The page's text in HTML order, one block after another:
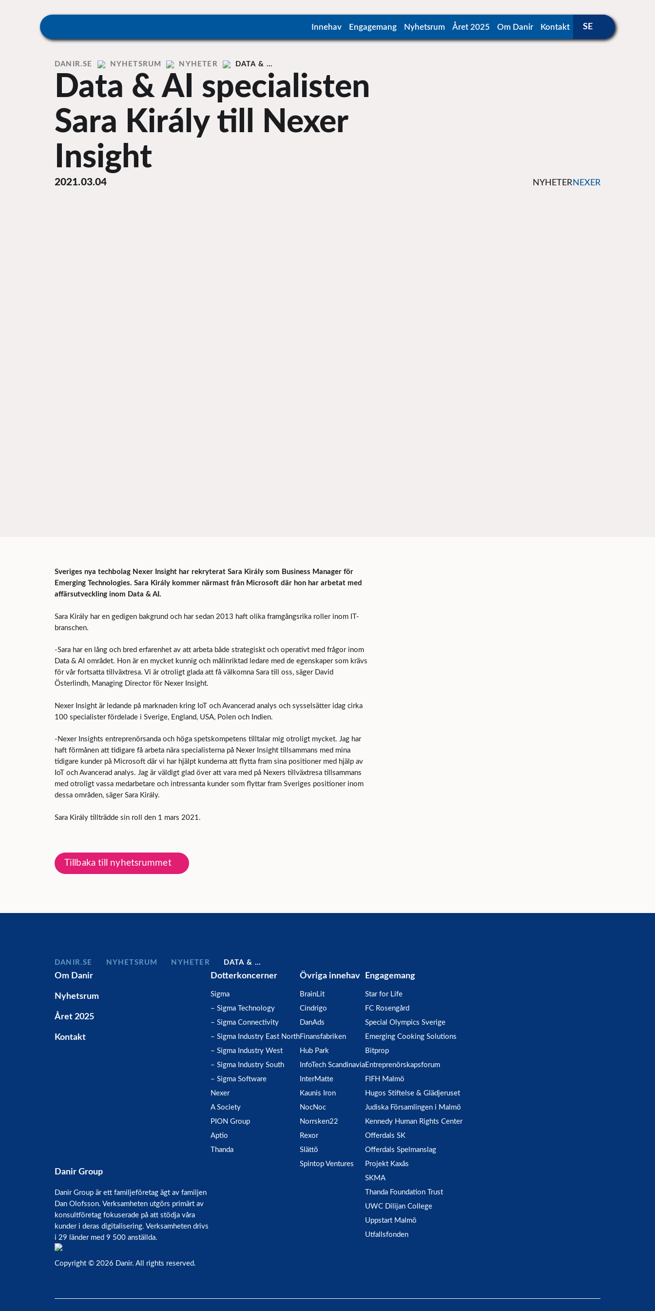
Home
Innehav Engagemang Nyhetsrum Året 2025 Om Danir Kontakt
DANIR NYHETSRUM NYHETER DATA & …
Data & AI specialisten
Sara Király till Nexer
Insight
2021.03.04 NYHETER NEXER
Sveriges nya techbolag Nexer Insight har rekryterat Sara Király som Business Manager för
Emerging Technologies. Sara Király kommer närmast från Microsoft där hon har arbetat med
affärsutveckling inom Data & AI.
Sara Király har en gedigen bakgrund och har sedan 2013 haft olika framgångsrika roller inom IT-
branschen.
-Sara har en lång och bred erfarenhet av att arbeta både strategiskt och operativt med frågor inom
Data & AI området. Hon är en mycket kunnig och målinriktad ledare med de egenskaper som krävs
för vår fortsatta tillväxtresa. Vi är otroligt glada att få välkomna Sara till oss, säger David
Österlindh, Managing Director för Nexer Insight.
Nexer Insight är ledande på marknaden kring IoT och Avancerad analys och sysselsätter idag cirka
100 specialister fördelade i Sverige, England, USA, Polen och Indien.
-Nexer Insights entreprenörsanda och höga spetskompetens tilltalar mig otroligt mycket. Jag har
haft förmånen att tidigare få arbeta nära specialisterna på Nexer Insight tillsammans med mina
tidigare kunder på Microsoft där vi har hjälpt kunderna att flytta fram sina positioner med hjälp av
IoT och Avancerad analys. Jag är väldigt glad över att vara med på Nexers tillväxtresa tillsammans
med otroligt vassa medarbetare och intressanta kunder som flyttar fram Sveriges positioner inom
dessa områden, säger Sara Király.
Sara Király tillträdde sin roll den 1 mars 2021.
Tillbaka till nyhetsrummet
DANIR NYHETSRUM NYHETER DATA & …
Om Danir
Nyhetsrum
Året 2025
Kontakt
Danir Group
Danir Group är ett familjeföretag ägt av familjen
Dan Olofsson. Verksamheten utgörs primärt av
konsultföretag fokuserade på att stödja våra
kunder i deras digitalisering. Verksamheten drivs
i 29 länder med 9 500 anställda.
Dotterkoncerner
Sigma
– Sigma Technology
– Sigma Connectivity
– Sigma Industry East North
– Sigma Industry West
– Sigma Industry South
– Sigma Software
Nexer
A Society
PION Group
Aptio
Thanda
Övriga innehav
BrainLit
Cindrigo
DanAds
Finansfabriken
Hub Park
InfoTech Scandinavia
InterMatte
Kaunis Iron
NocNoc
Norrsken22
Rexor
Slättö
Spintop Ventures
Engagemang
Star for Life
FC Rosengård
Special Olympics Sverige
Emerging Cooking Solutions
Bitprop
Entreprenörskapsforum
FIFH Malmö
Hugos Stiftelse & Glädjeruset
Judiska Församlingen i Malmö
Kennedy Human Rights Center
Offerdals SK
Offerdals Spelmanslag
Projekt Kaxås
SKMA
Thanda Foundation Trust
UWC Dilijan College
Uppstart Malmö
Utfallsfonden
Copyright © 2026 Danir. All rights reserved.